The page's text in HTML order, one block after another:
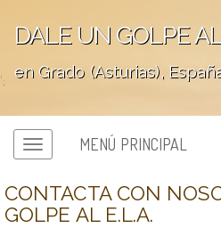
DALE UN GOLPE
en Grado (Asturias),
';
MENÚ PRINCIPAL
CONTACTA CON
GOLPE AL E.L.A.